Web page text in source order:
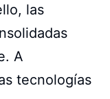
las
A
tecnologías